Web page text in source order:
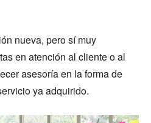
nueva, pero sí muy
en atención al cliente o al
asesoría en la forma de
ya adquirido.